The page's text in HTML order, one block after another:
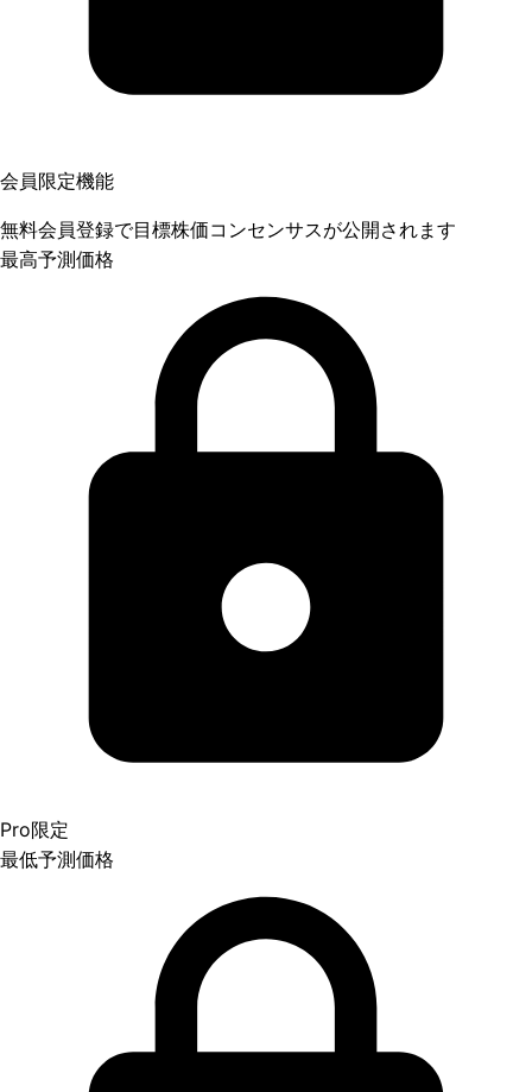
会員限定機能
無料会員登録で目標株価コンセンサスが公開されます
最高予測価格
Pro限定
最低予測価格